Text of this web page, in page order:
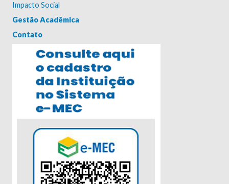
Impacto Social
Gestão Acadêmica
Contato